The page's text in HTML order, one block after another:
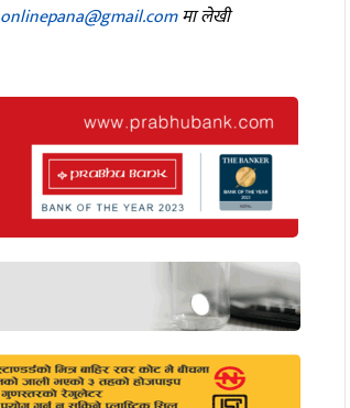
onlinepana@gmail.comमा लेखी